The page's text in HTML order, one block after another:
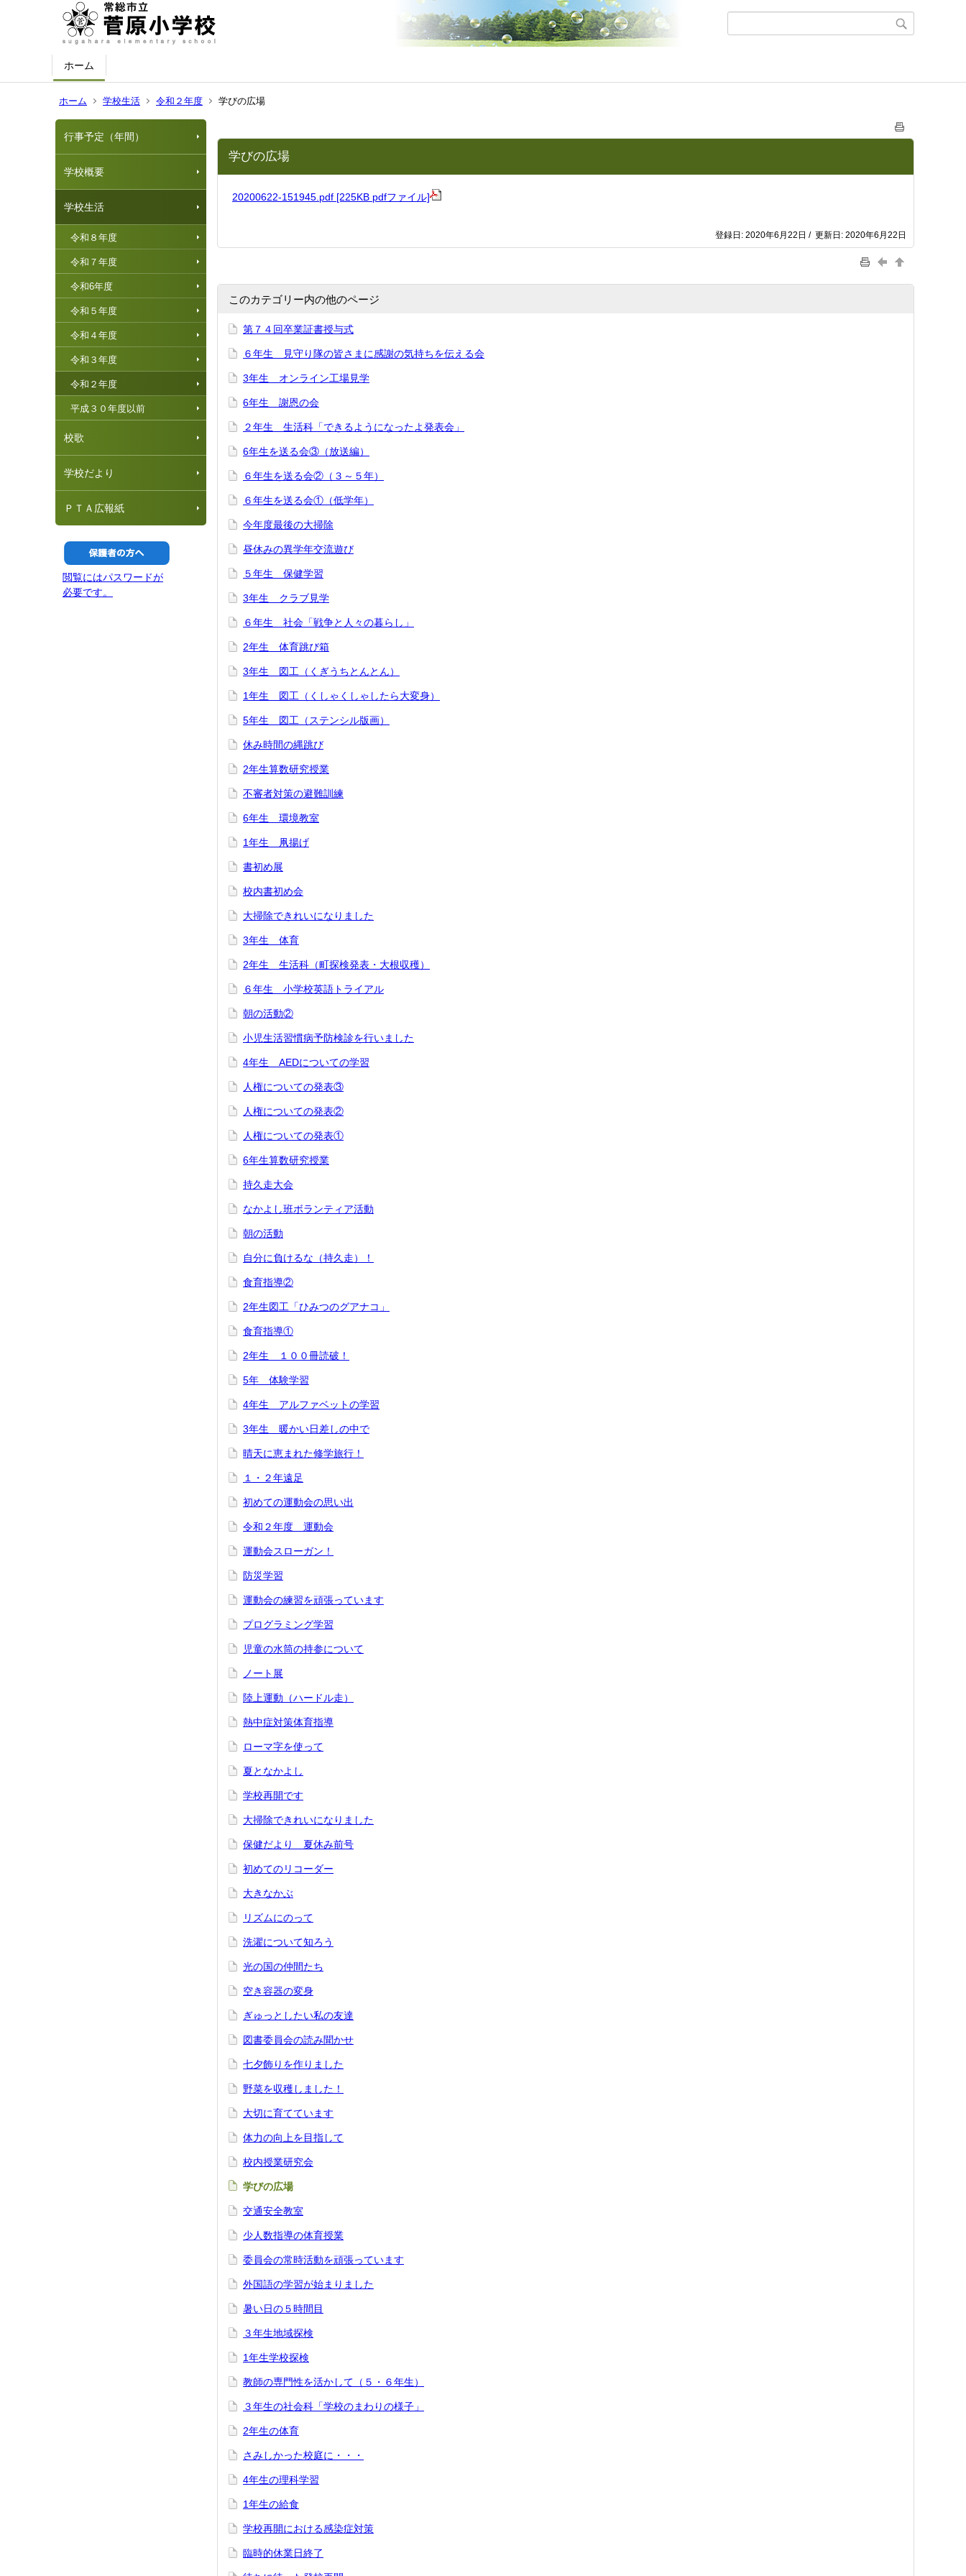
ホーム
ホーム 学校生活 令和２年度 学びの広場
行事予定（年間）
学校概要
学校生活
令和８年度
令和７年度
令和6年度
令和５年度
令和４年度
令和３年度
令和２年度
平成３０年度以前
校歌
学校だより
ＰＴＡ広報紙
閲覧にはパスワードが
必要です。
学びの広場
20200622-151945.pdf [225KB pdfファイル]
登録日: 2020年6月22日 / 更新日: 2020年6月22日
このカテゴリー内の他のページ
第７４回卒業証書授与式
６年生 見守り隊の皆さまに感謝の気持ちを伝える会
3年生 オンライン工場見学
6年生 謝恩の会
２年生 生活科「できるようになったよ発表会」
6年生を送る会③（放送編）
６年生を送る会②（３～５年）
６年生を送る会①（低学年）
今年度最後の大掃除
昼休みの異学年交流遊び
５年生 保健学習
3年生 クラブ見学
６年生 社会「戦争と人々の暮らし」
2年生 体育跳び箱
3年生 図工（くぎうちとんとん）
1年生 図工（くしゃくしゃしたら大変身）
5年生 図工（ステンシル版画）
休み時間の縄跳び
2年生算数研究授業
不審者対策の避難訓練
6年生 環境教室
1年生 凧揚げ
書初め展
校内書初め会
大掃除できれいになりました
3年生 体育
2年生 生活科（町探検発表・大根収穫）
６年生 小学校英語トライアル
朝の活動②
小児生活習慣病予防検診を行いました
4年生 AEDについての学習
人権についての発表③
人権についての発表②
人権についての発表①
6年生算数研究授業
持久走大会
なかよし班ボランティア活動
朝の活動
自分に負けるな（持久走）！
食育指導②
2年生図工「ひみつのグアナコ」
食育指導①
2年生 １００冊読破！
5年 体験学習
4年生 アルファベットの学習
3年生 暖かい日差しの中で
晴天に恵まれた修学旅行！
１・２年遠足
初めての運動会の思い出
令和２年度 運動会
運動会スローガン！
防災学習
運動会の練習を頑張っています
プログラミング学習
児童の水筒の持参について
ノート展
陸上運動（ハードル走）
熱中症対策体育指導
ローマ字を使って
夏となかよし
学校再開です
大掃除できれいになりました
保健だより 夏休み前号
初めてのリコーダー
大きなかぶ
リズムにのって
洗濯について知ろう
光の国の仲間たち
空き容器の変身
ぎゅっとしたい私の友達
図書委員会の読み聞かせ
七夕飾りを作りました
野菜を収穫しました！
大切に育てています
体力の向上を目指して
校内授業研究会
学びの広場
交通安全教室
少人数指導の体育授業
委員会の常時活動を頑張っています
外国語の学習が始まりました
暑い日の５時間目
３年生地域探検
1年生学校探検
教師の専門性を活かして（５・６年生）
３年生の社会科「学校のまわりの様子」
2年生の体育
さみしかった校庭に・・・
4年生の理科学習
1年生の給食
学校再開における感染症対策
臨時的休業日終了